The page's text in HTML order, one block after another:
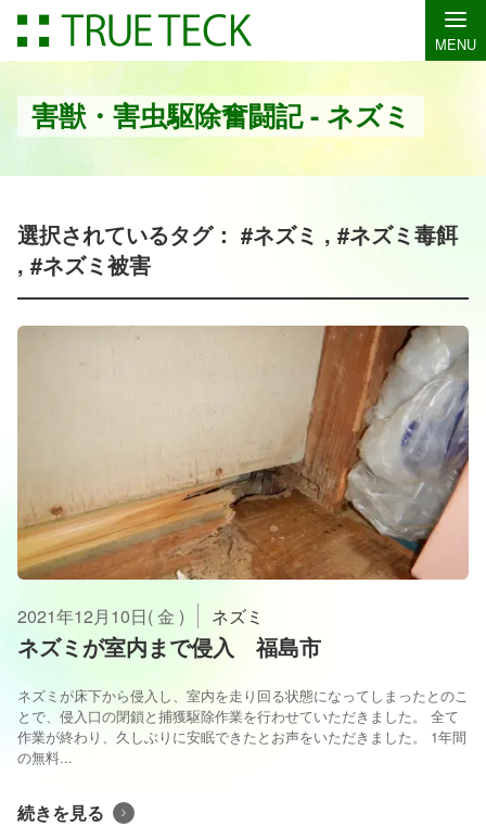
MENU
害獣・害虫駆除奮闘記 - ネズミ
選択されているタグ： #ネズミ , #ネズミ毒餌
, #ネズミ被害
2021年12月10日( 金 ) ネズミ
ネズミが室内まで侵入 福島市
ネズミが床下から侵入し、室内を走り回る状態になってしまったとのこ
とで、侵入口の閉鎖と捕獲駆除作業を行わせていただきました。 全て
作業が終わり、久しぶりに安眠できたとお声をいただきました。 1年間
の無料...
続きを見る